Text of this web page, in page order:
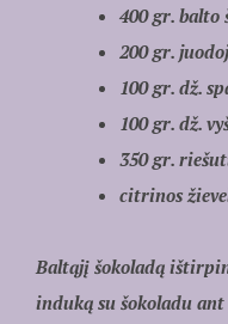
400 gr. balto
200 gr.
100 gr. dž.
100 gr. dž.
350 gr.
citrinos
Baltąjį šokoladą
induką su šokoladu